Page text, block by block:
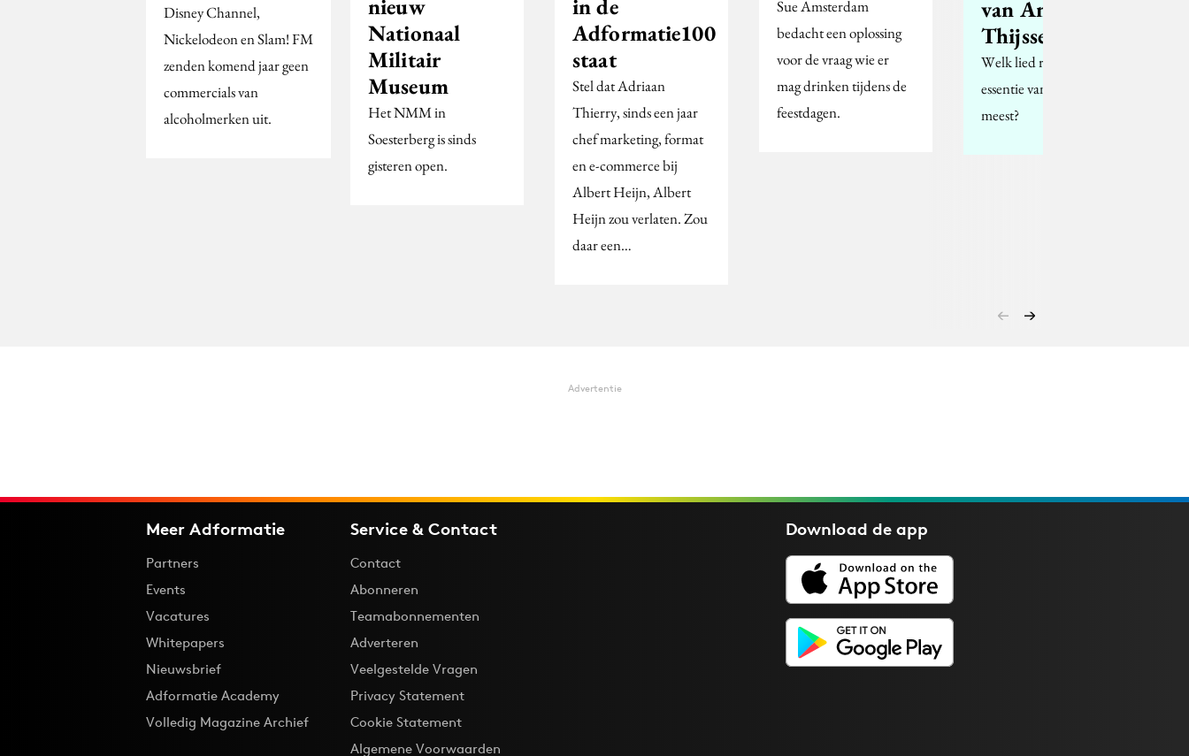
Disney Channel,
Nickelodeon en Slam! FM
zenden komend jaar geen
commercials van
alcoholmerken uit.
nieuw
Nationaal
Militair
Museum
Het NMM in
Soesterberg is sinds
gisteren open.
in de
Adformatie100
staat
Stel dat Adriaan
Thierry, sinds een jaar
chef marketing, format
en e-commerce bij
Albert Heijn, Albert
Heijn zou verlaten. Zou
daar een…
Sue Amsterdam
bedacht een oplossing
voor de vraag wie er
mag drinken tijdens de
feestdagen.
van Anton-Jan
Thijssen
Welk lied raakt de
essentie van het vak het
meest?
Advertentie
Meer Adformatie
Partners
Events
Vacatures
Whitepapers
Nieuwsbrief
Adformatie Academy
Volledig Magazine Archief
Service & Contact
Contact
Abonneren
Teamabonnementen
Adverteren
Veelgestelde Vragen
Privacy Statement
Cookie Statement
Algemene Voorwaarden
Download deapp